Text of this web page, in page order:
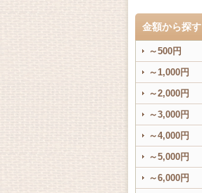
金額から探す
～500円
～1,000円
～2,000円
～3,000円
～4,000円
～5,000円
～6,000円